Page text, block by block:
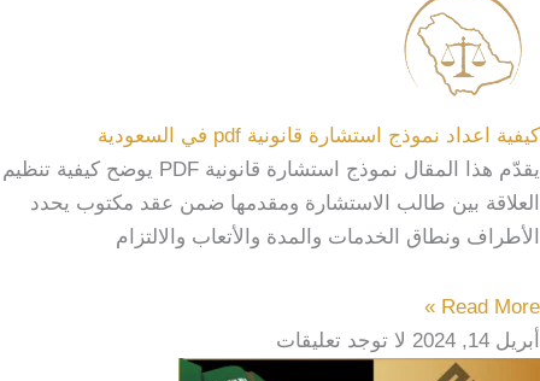
كيفية اعداد نموذج استشارة قانونية pdf في السعودية
يقدّم هذا المقال نموذج استشارة قانونية PDF يوضح كيفية تنظيم
العلاقة بين طالب الاستشارة ومقدمها ضمن عقد مكتوب يحدد
الأطراف ونطاق الخدمات والمدة والأتعاب والالتزام
Read More »
أبريل 14, 2024
لا توجد تعليقات